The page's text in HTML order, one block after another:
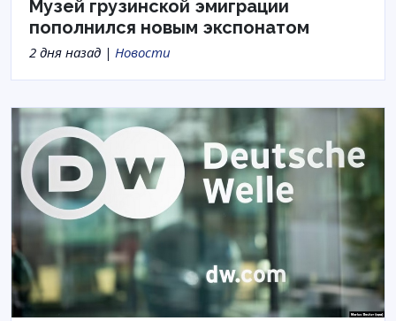
Музей грузинской эмиграции
пополнился новым экспонатом
2 дня назад | Новости